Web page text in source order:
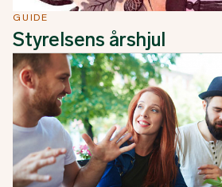
GUIDE
Styrelsens årshjul